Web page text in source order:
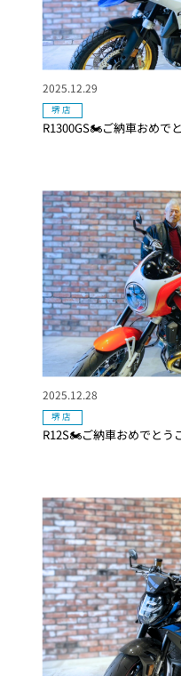
R1300GS🏍ご納車おめで
2025.12.29
堺店
R12S🏍ご納車おめでとう
2025.12.28
堺店